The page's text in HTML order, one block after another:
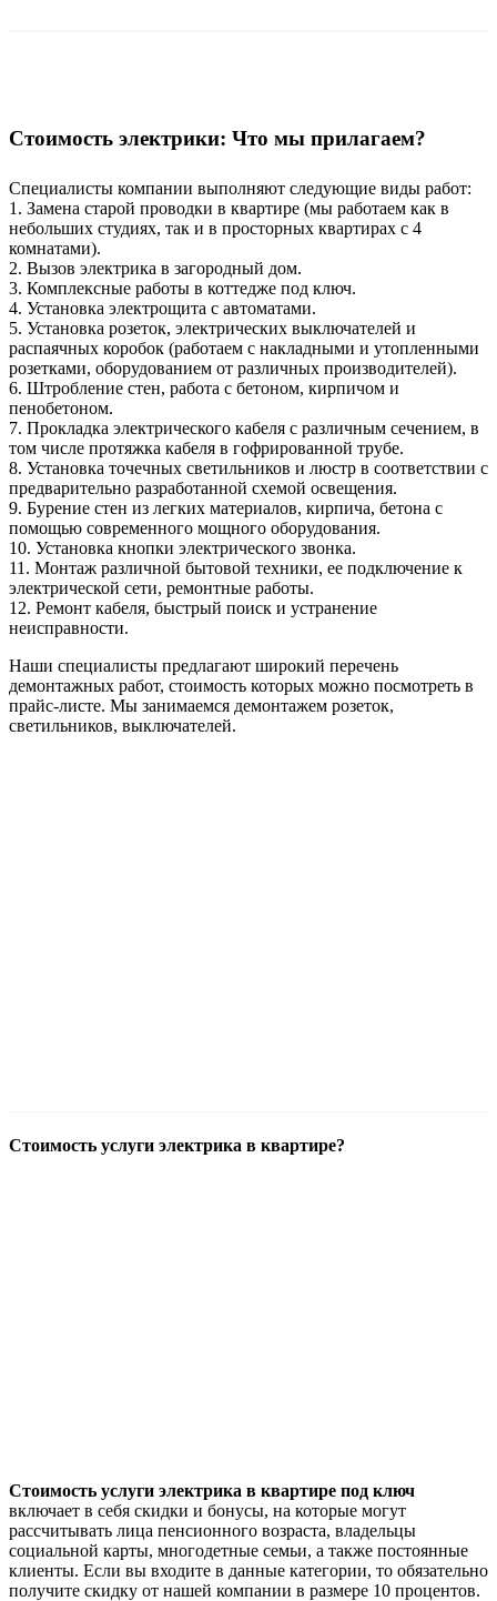
Стоимость электрики: Что мы прилагаем?
Специалисты компании выполняют следующие виды работ:
1. Замена старой проводки в квартире (мы работаем как в
небольших студиях, так и в просторных квартирах с 4
комнатами).
2. Вызов электрика в загородный дом.
3. Комплексные работы в коттедже под ключ.
4. Установка электрощита с автоматами.
5. Установка розеток, электрических выключателей и
распаячных коробок (работаем с накладными и утопленными
розетками, оборудованием от различных производителей).
6. Штробление стен, работа с бетоном, кирпичом и
пенобетоном.
7. Прокладка электрического кабеля с различным сечением, в
том числе протяжка кабеля в гофрированной трубе.
8. Установка точечных светильников и люстр в соответствии с
предварительно разработанной схемой освещения.
9. Бурение стен из легких материалов, кирпича, бетона с
помощью современного мощного оборудования.
10. Установка кнопки электрического звонка.
11. Монтаж различной бытовой техники, ее подключение к
электрической сети, ремонтные работы.
12. Ремонт кабеля, быстрый поиск и устранение
неисправности.
Наши специалисты предлагают широкий перечень
демонтажных работ, стоимость которых можно посмотреть в
прайс-листе. Мы занимаемся демонтажем розеток,
светильников, выключателей.
Стоимость услуги электрика в квартире?
Стоимость услуги электрика в квартире под ключ
включает в себя скидки и бонусы, на которые могут
рассчитывать лица пенсионного возраста, владельцы
социальной карты, многодетные семьи, а также постоянные
клиенты. Если вы входите в данные категории, то обязательно
получите скидку от нашей компании в размере 10 процентов.